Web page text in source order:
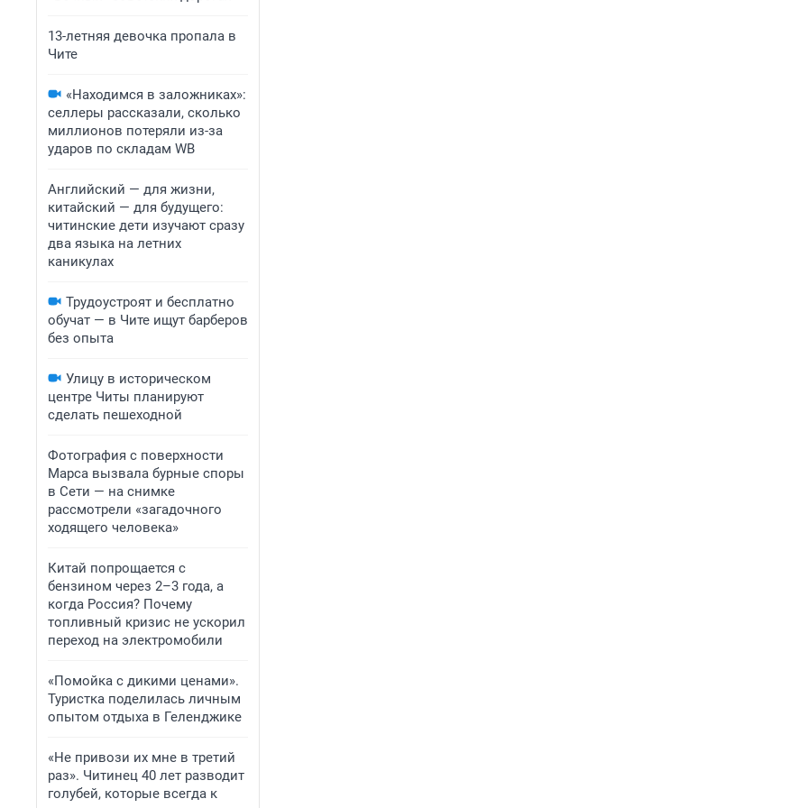
13-летняя девочка пропала в
Чите
«Находимся в заложниках»:
селлеры рассказали, сколько
миллионов потеряли из-за
ударов по складам WB
Английский — для жизни,
китайский — для будущего:
читинские дети изучают сразу
два языка на летних
каникулах
Трудоустроят и бесплатно
обучат — в Чите ищут барберов
без опыта
Улицу в историческом
центре Читы планируют
сделать пешеходной
Фотография с поверхности
Марса вызвала бурные споры
в Сети — на снимке
рассмотрели «загадочного
ходящего человека»
Китай попрощается с
бензином через 2–3 года, а
когда Россия? Почему
топливный кризис не ускорил
переход на электромобили
«Помойка с дикими ценами».
Туристка поделилась личным
опытом отдыха в Геленджике
«Не привози их мне в третий
раз». Читинец 40 лет разводит
голубей, которые всегда к